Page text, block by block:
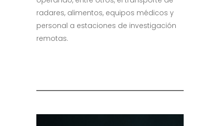
radares, alimentos, equipos médicos y
personal a estaciones de investigación
remotas.